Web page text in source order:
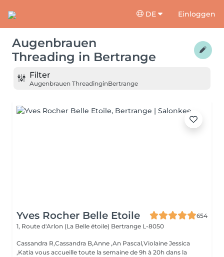
DE Einloggen
Augenbrauen
Threading in Bertrange
Filter
Augenbrauen ThreadinginBertrange
Yves Rocher Belle Etoile
654
1, Route d'Arlon (La Belle étoile) Bertrange L-8050
Cassandra R,Cassandra B,Anne ,An Pascal,Violaine Jessica
,Katia vous accueille toute la semaine de 9h à 20h dans la